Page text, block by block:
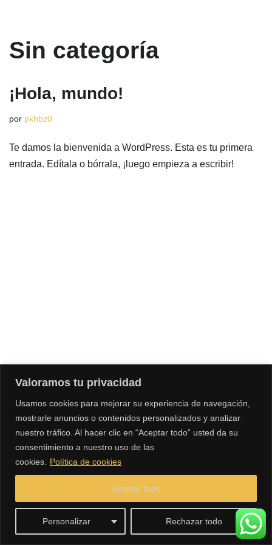
Valoramos tu privacidad
Usamos cookies para mejorar su experiencia de navegación,
mostrarle anuncios o contenidos personalizados y analizar
nuestro tráfico. Al hacer clic en “Aceptar todo” usted da su
consentimiento a nuestro uso de las
cookies.
Política de cookies
Personalizar Rechazar todo
Aceptar todo
al
Sin categoría
¡Hola, mundo!
por pkhbz0
Te damos la bienvenida a WordPress. Esta es tu primera
entrada. Edítala o bórrala, ¡luego empieza a escribir!